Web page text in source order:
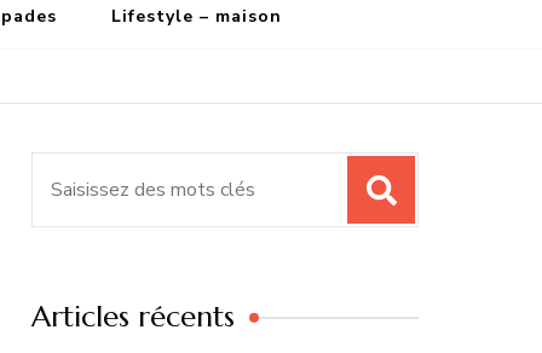
Lifestyle – maison
Articles récents